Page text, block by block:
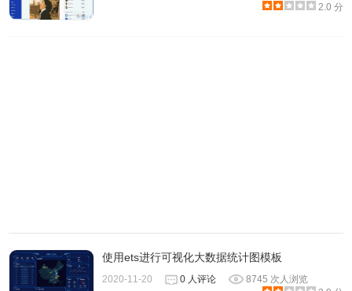
2.0 分
使用ets进行可视化大数据统计图模板
2020-11-20 0 人评论
8745 次人浏览